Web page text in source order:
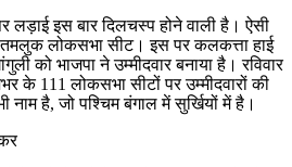
लड़ाई इस बार दिलचस्प होने वाली है। ऐसी
तमलुक लोकसभा सीट। इस पर कलकत्ता हाई
को भाजपा ने उम्मीदवार बनाया है। रविवार
के 111 लोकसभा सीटों पर उम्मीदवारों की
नाम है, जो पश्चिम बंगाल में सुर्खियों में है।